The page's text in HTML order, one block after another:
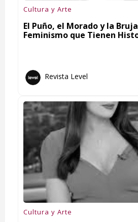
Cultura y Arte
El Puño, el Morado y la
Feminismo que Tienen
Revista Level
Cultura y Arte